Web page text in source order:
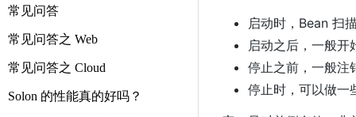
常见问答
常见问答之 Web
常见问答之 Cloud
Solon 的性能真的好吗？
启动时，Bean 扫
启动之后，一般开
停止之前，一般注
停止时，可以做一